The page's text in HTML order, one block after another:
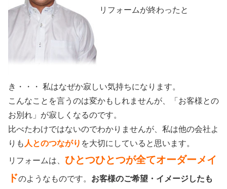
リフォームが終わったと
き・・・ 私はなぜか寂しい気持ちになります。
こんなことを言うのは変かもしれませんが、「お客様との
お別れ」が寂しくなるのです。
比べたわけではないのでわかりませんが、私は他の会社よ
りも 人とのつながり を大切にしていると思います。
リフォームは、 ひとつひとつが全てオーダーメイ
ドのようなものです。 お客様のご希望・イメージしたも